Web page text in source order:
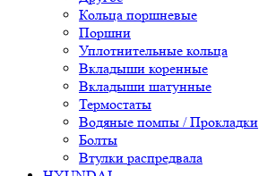
Кольца поршневые
Поршни
Уплотнительные кольца
Вкладыши коренные
Вкладыши шатунные
Термостаты
Водяные помпы / Прокладки
Болты
Втулки распредвала